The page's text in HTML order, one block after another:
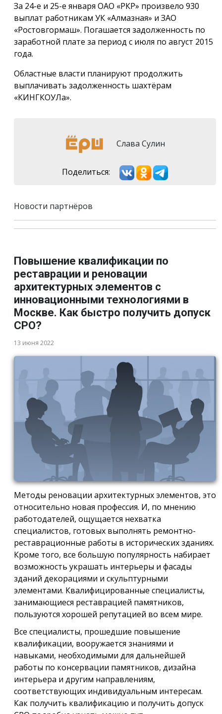
За 24-е и 25-е января ОАО «РКР» произвело 930
выплат работникам УК «Алмазная» и ЗАО
«Ростовгормаш». Погашается задолженность по
заработной плате за период с июля по август 2015
года.
Областные власти планируют продолжить
выплачивать задолженность шахтёрам
«КИНГКОУЛа».
Слава Сулин
Поделиться:
Новости партнёров
Повышение квалификации по
реставрации и реновации
архитектурных элементов с
инновационными технологиями в
Москве. Как быстро получить допуск
СРО?
13 июня 2022
Методы реновации архитектурных элементов, это
относительно новая профессия. И, по мнению
работодателей, ощущается нехватка
специалистов, готовых выполнять ремонтно-
реставрационные работы в исторических зданиях.
Кроме того, все большую популярность набирает
возможность украшать интерьеры и фасады
зданий декорациями и скульптурными
элементами. Квалифицированные специалисты,
занимающиеся реставрацией памятников,
пользуются хорошей репутацией во всем мире.
Все специалисты, прошедшие повышение
квалификации, вооружается знаниями и
навыками, необходимыми для дальнейшей
работы по консервации памятников, дизайна
интерьера и другим направлениям,
соответствующих индивидуальным интересам.
Как получить квалификацию и получить допуск